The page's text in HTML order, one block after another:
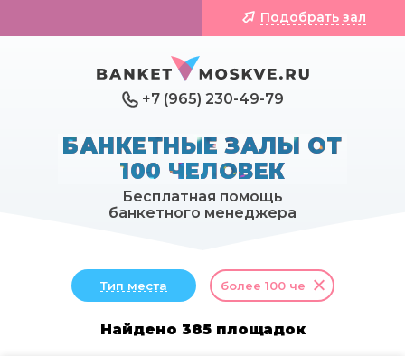
+7 (965) 230-49-79
Подобрать зал
БАНКЕТНЫЕ ЗАЛЫ ОТ
100 ЧЕЛОВЕК
Бесплатная помощь
банкетного менеджера
Тип места более 100 чел.
Найдено 385 площадок